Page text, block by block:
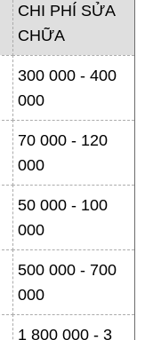
CHI PHÍ SỬA
CHỮA
300 000 - 400
000
70 000 - 120
000
50 000 - 100
000
500 000 - 700
000
1 800 000 - 3